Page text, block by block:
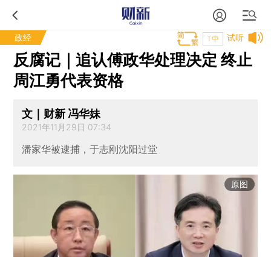
政经 试听
T中
反腐记｜追认傅政华处理决定 终止
周江勇代表资格
文｜财新 冯华妹
2021年11月29日 07:34
潘家华被逮捕，于志刚沈阳过堂
原图